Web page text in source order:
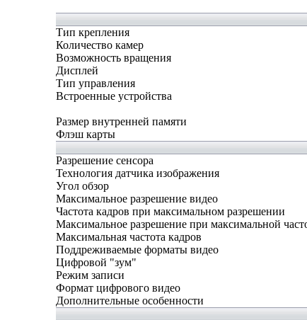
Тип крепления
Количество камер
Возможность вращения
Дисплей
Тип управления
Встроенные устройства
Размер внутренней памяти
Флэш карты
Разрешение сенсора
Технология датчика изображения
Угол обзор
Максимальное разрешение видео
Частота кадров при максимальном разрешении
Максимальное разрешение при максимальной
Максимальная частота кадров
Поддреживаемые форматы видео
Цифровой "зум"
Режим записи
Формат цифрового видео
Дополнительные особенности